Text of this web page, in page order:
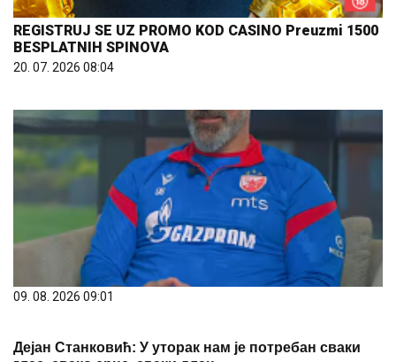
REGISTRUJ SE UZ PROMO KOD CASINO Preuzmi 1500
BESPLATNIH SPINOVA
20. 07. 2026 08:04
09. 08. 2026 09:01
Дејан Станковић: У уторак нам је потребан сваки